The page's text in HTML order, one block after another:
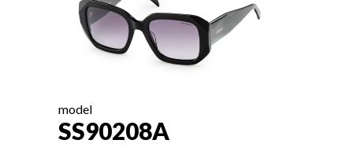
model
SS90208A